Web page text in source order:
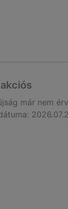
már nem